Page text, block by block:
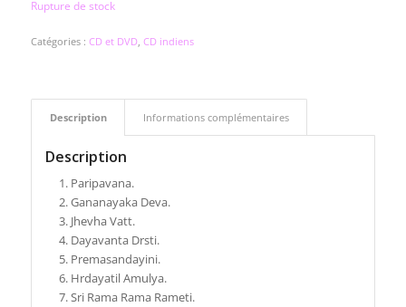
Rupture de stock
Catégories : CD et DVD, CD indiens
Description Informations complémentaires
Description
Paripavana.
Gananayaka Deva.
Jhevha Vatt.
Dayavanta Drsti.
Premasandayini.
Hrdayatil Amulya.
Sri Rama Rama Rameti.